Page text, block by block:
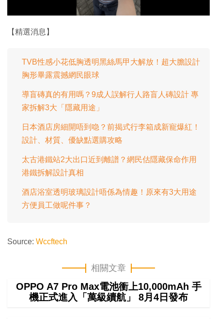
影
【精選消息】
TVB性感小花低胸透明黑絲馬甲大解放！超大膽設計
胸形畢露震撼網民眼球
導盲磚真的有用嗎？9成人誤解行人路盲人磚設計 專
家拆解3大「隱藏用途」
日本酒店房細開唔到喼？前揭式行李箱成新寵爆紅！
設計、材質、優缺點選購攻略
太古港鐵站2大出口近到離譜？網民估隱藏保命作用
港鐵拆解設計真相
酒店浴室透明玻璃設計唔係為情趣！原來有3大用途
方便員工做呢件事？
Source: Wccftech
相關文章
OPPO A7 Pro Max電池衝上10,000mAh 手
機正式進入「萬級續航」 8月4日發布